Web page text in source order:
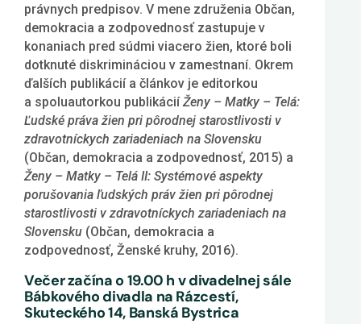
právnych predpisov. V mene združenia Občan,
demokracia a zodpovednosť zastupuje v
konaniach pred súdmi viacero žien, ktoré boli
dotknuté diskrimináciou v zamestnaní. Okrem
ďalších publikácií a článkov je editorkou
a spoluautorkou publikáciíŽeny – Matky – Telá:
Ľudské práva žien pri pôrodnej starostlivosti v
zdravotníckych zariadeniach na Slovensku
(Občan, demokracia a zodpovednosť, 2015) a
Ženy – Matky – Telá II: Systémové aspekty
porušovania ľudských práv žien pri pôrodnej
starostlivosti v zdravotníckych zariadeniach na
Slovensku (Občan, demokracia a
zodpovednosť, Ženské kruhy, 2016).
Večer začína o 19.00 h v divadelnej sále
Bábkového divadla na Rázcestí,
Skuteckého 14, Banská Bystrica